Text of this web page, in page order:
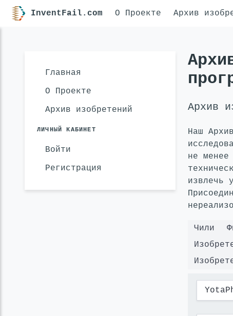
InventFail.com О Проекте Архив
Главная
О Проекте
Архив изобретений
ЛИЧНЫЙ КАБИНЕТ
Войти
Регистрация
Архив
Наш
не менее
извлечь
Чили